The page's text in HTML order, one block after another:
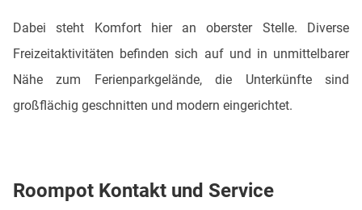
Dabei steht Komfort hier an oberster Stelle. Diverse
Freizeitaktivitäten befinden sich auf und in unmittelbarer
Nähe zum Ferienparkgelände, die Unterkünfte sind
großflächig geschnitten und modern eingerichtet.
Roompot Kontakt und Service